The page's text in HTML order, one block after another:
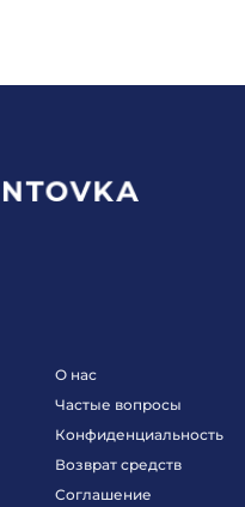
О нас
Частые вопросы
Конфиденциальность
Возврат средств
Соглашение